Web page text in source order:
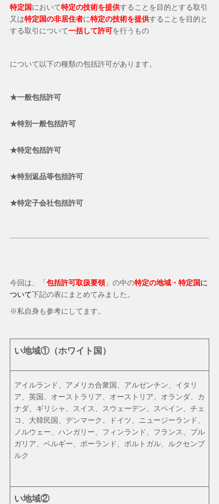
特定国において特定の技術を提供することを目的とする取引
又は特定国の非居住者に特定の技術を提供することを目的と
する取引について一括して許可を行うもの
について以下の種類の包括許可があります。
★一般包括許可
★特別一般包括許可
★特定包括許可
★特別返品等包括許可
★特定子会社包括許可
今回は、「包括許可取扱要領」の中の特定の地域・特定国に
ついて下記の表にまとめてみました。
※私自身も参考にしてます。
い地域①（ホワイト国）
アイルランド、アメリカ合衆国、アルゼンチン、イタリ
ア、英国、オーストラリア、オーストリア、オランダ、カ
ナダ、ギリシャ、スイス、スウェーデン、スペイン、チェ
コ、大韓民国、デンマーク、ドイツ、ニュージーランド、
ノルウェー、ハンガリー、フィンランド、フランス、ブル
ガリア、ベルギー、ポーランド、ポルトガル、ルクセンブ
ルク
い地域②